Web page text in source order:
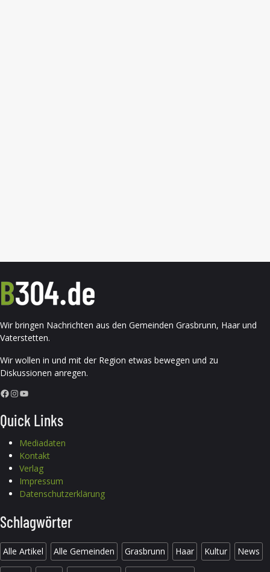
Wir bringen Nachrichten aus den Gemeinden Grasbrunn, Haar und
Vaterstetten.
Wir wollen in und mit der Region etwas bewegen und zu
Diskussionen anregen.
Facebook InstagramYouTube
Quick Links
Mediadaten
Kontakt
Verlag
Impressum
Datenschutzerklärung
Schlagwörter
Alle Artikel Alle Gemeinden Grasbrunn Haar Kultur News